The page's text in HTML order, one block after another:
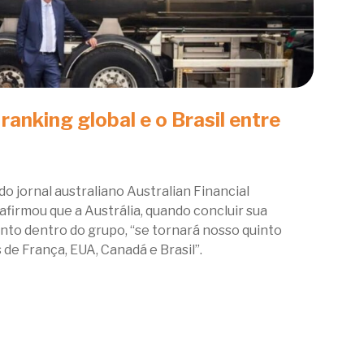
global e o Brasil entre
jornal australiano Australian Financial
que a Austrália, quando concluir sua
dentro do grupo, “se tornará nosso quinto
França, EUA, Canadá e Brasil”.